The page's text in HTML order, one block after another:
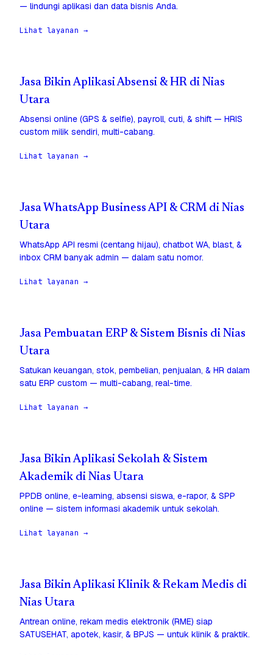
— lindungi aplikasi dan data bisnis Anda.
Lihat layanan →
Jasa Bikin Aplikasi Absensi & HR di Nias
Utara
Absensi online (GPS & selfie), payroll, cuti, & shift — HRIS
custom milik sendiri, multi-cabang.
Lihat layanan →
Jasa WhatsApp Business API & CRM di Nias
Utara
WhatsApp API resmi (centang hijau), chatbot WA, blast, &
inbox CRM banyak admin — dalam satu nomor.
Lihat layanan →
Jasa Pembuatan ERP & Sistem Bisnis di Nias
Utara
Satukan keuangan, stok, pembelian, penjualan, & HR dalam
satu ERP custom — multi-cabang, real-time.
Lihat layanan →
Jasa Bikin Aplikasi Sekolah & Sistem
Akademik di Nias Utara
PPDB online, e-learning, absensi siswa, e-rapor, & SPP
online — sistem informasi akademik untuk sekolah.
Lihat layanan →
Jasa Bikin Aplikasi Klinik & Rekam Medis di
Nias Utara
Antrean online, rekam medis elektronik (RME) siap
SATUSEHAT, apotek, kasir, & BPJS — untuk klinik & praktik.